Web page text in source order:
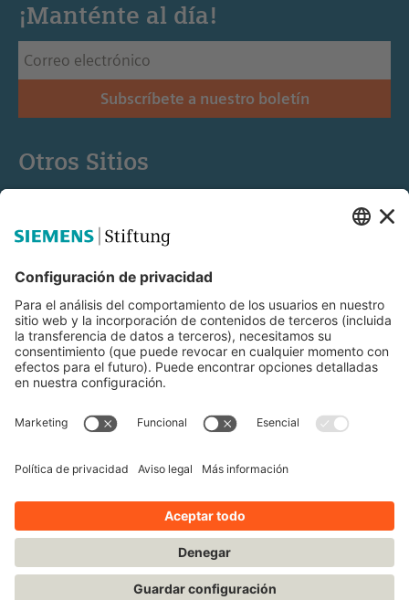
¡Manténte al día!
Subscríbete a nuestro boletín
Otros Sitios
Educación STEM
Mediaportal
© Siemens Stiftung 2025
Condiciones de uso